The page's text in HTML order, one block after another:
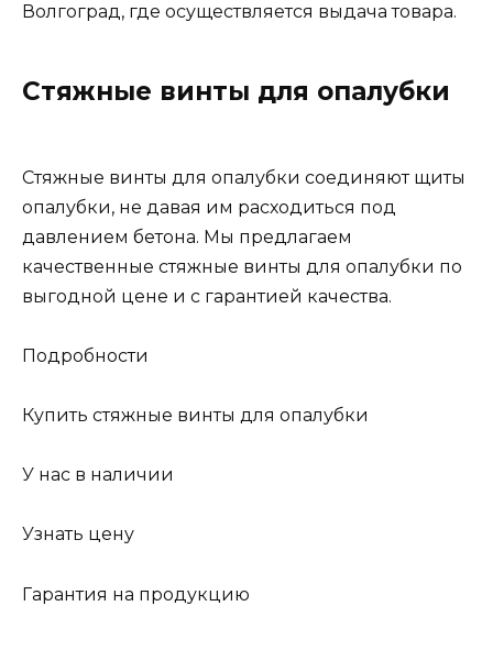
Волгоград, где осуществляется выдача товара.
Стяжные винты для опалубки
Стяжные винты для опалубки соединяют щиты
опалубки, не давая им расходиться под
давлением бетона. Мы предлагаем
качественные стяжные винты для опалубки по
выгодной цене и с гарантией качества.
Подробности
Купить стяжные винты для опалубки
У нас в наличии
Узнать цену
Гарантия на продукцию